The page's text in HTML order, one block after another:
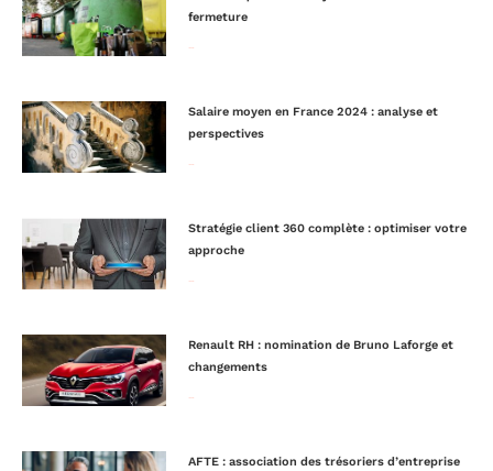
fermeture
Salaire moyen en France 2024 : analyse et
perspectives
Stratégie client 360 complète : optimiser votre
approche
Renault RH : nomination de Bruno Laforge et
changements
AFTE : association des trésoriers d’entreprise